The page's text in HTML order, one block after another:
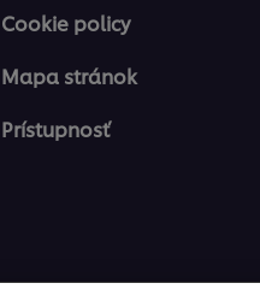
Cookie policy
Mapa stránok
Prístupnosť